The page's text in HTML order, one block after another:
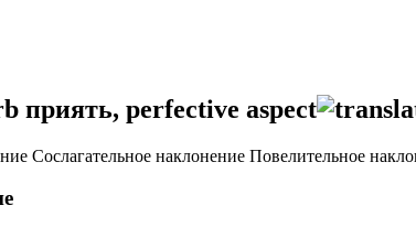
приять, perfective aspect
Сослагательное наклонение Повелительное